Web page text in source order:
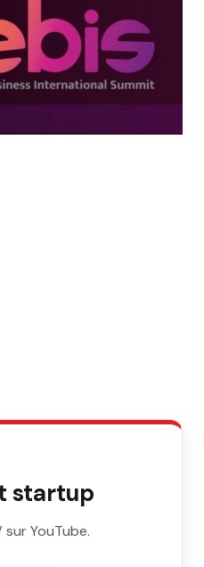
startup
YouTube.